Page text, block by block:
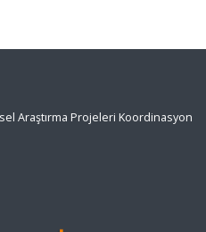
Araştırma Projeleri Koordinasyon